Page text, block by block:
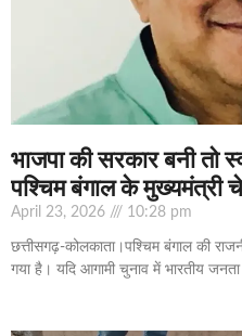
भाजपा की सरकार बनी तो
पश्चिम बंगाल के मुख्यमंत्री
April 23, 2026 10:28 pm
छत्तीसगढ़-कोलकाता।पश्चिम बंगाल की
गया है। यदि आगामी चुनाव में भारतीय जनता